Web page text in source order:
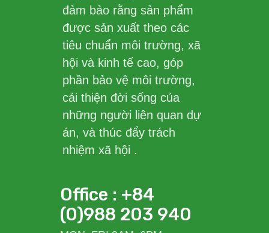
đảm bảo rằng sản phẩm
được sản xuất theo các
tiêu chuẩn môi trường, xã
hội và kinh tế cao, góp
phần bảo vệ môi trường,
cải thiện đời sống của
những người liên quan dự
án, và thúc đẩy trách
nhiệm xã hội .
Office : +84
(0)988 203 940